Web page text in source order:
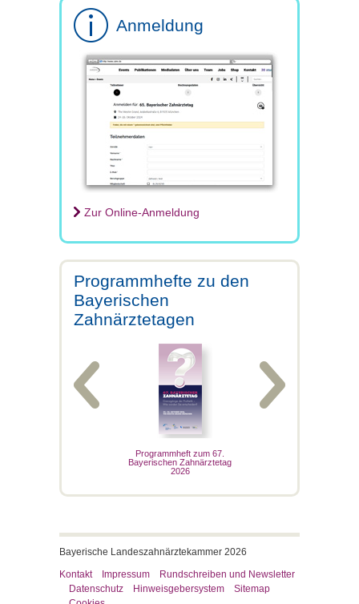
Anmeldung
Zur Online-Anmeldung
Programmhefte zu den
Bayerischen
Zahnärztetagen
Programmheft zum 67.
Bayerischen Zahnärztetag
2026
Bayerische Landeszahnärztekammer 2026
Kontakt
Impressum
Rundschreiben und Newsletter
Datenschutz
Hinweisgebersystem
Sitemap